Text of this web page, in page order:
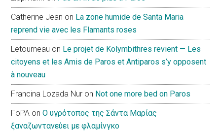
Catherine Jean on La zone humide de Santa Maria
reprend vie avec les Flamants roses
Letourneau on Le projet de Kolymbithres revient — Les
citoyens et les Amis de Paros et Antiparos s’y opposent
à nouveau
Francina Lozada Nur on Not one more bed on Paros
FoPA onΟ υγρότοπος της Σάντα Μαρίας
ξαναζωντανεύει με φλαμίνγκο